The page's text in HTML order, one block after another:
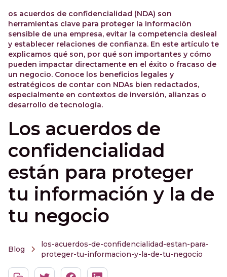
os acuerdos de confidencialidad (NDA) son
herramientas clave para proteger la información
sensible de una empresa, evitar la competencia desleal
y establecer relaciones de confianza. En este artículo te
explicamos qué son, por qué son importantes y cómo
pueden impactar directamente en el éxito o fracaso de
un negocio. Conoce los beneficios legales y
estratégicos de contar con NDAs bien redactados,
especialmente en contextos de inversión, alianzas o
desarrollo de tecnología.
Los acuerdos de
confidencialidad
están para proteger
tu información y la de
tu negocio
Blog
los-acuerdos-de-confidencialidad-estan-para-
proteger-tu-informacion-y-la-de-tu-negocio